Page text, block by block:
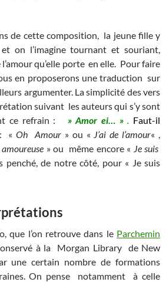
de cette composition, la jeune fille y
on l’imagine tournant et souriant,
qu’elle porte en elle. Pour faire
en proposerons une traduction sur
argumenter. La simplicité des vers
suivant les auteurs qui s’y sont
ce refrain :
»Amor ei… ». Faut-il
«Oh Amour» ou « J’ai de l’amour« ,
amoureuse » ou même encore « Je suis
de notre côté, pour « Je suis
que l’on retrouve dans le Parchemin
à la Morgan Library de New
une certain nombre de formations
On pense notamment à celle